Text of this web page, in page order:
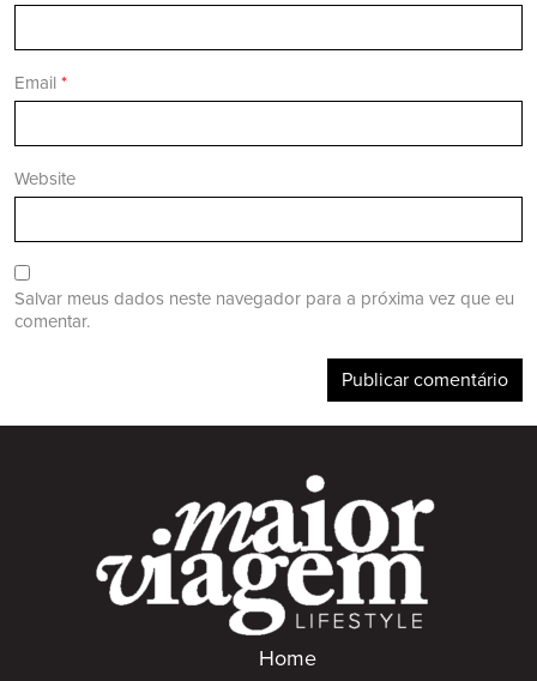
Email *
Website
Salvar meus dados neste navegador para a próxima vez que eu
comentar.
Home